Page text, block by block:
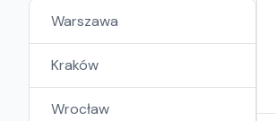
Warszawa
Kraków
Wrocław